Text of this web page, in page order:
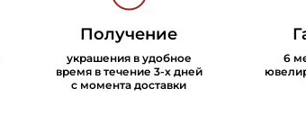
Получение
украшения в удобное
время в течение 3-х дней
с момента доставки
6